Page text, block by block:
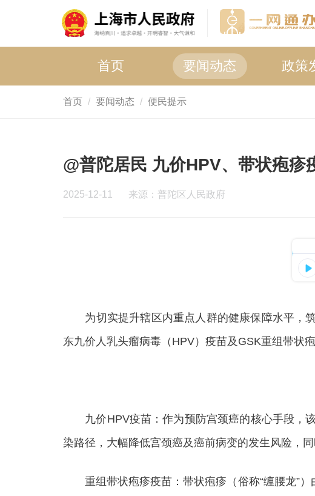
首页 要闻动态 政策
首页 要闻动态 便民提示
@普陀居民 九价HPV、带状疱疹
2025-12-11 来源：普陀区人民政府
为切实提升辖区内重点人群的健康保障水平，筑
东九价人乳头瘤病毒（HPV）疫苗及GSK重组带状
九价HPV疫苗：作为预防宫颈癌的核心手段，该
染路径，大幅降低宫颈癌及癌前病变的发生风险，
重组带状疱疹疫苗：带状疱疹（俗称“缠腰龙”）